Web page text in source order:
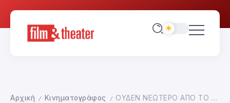
Αρχική / Κινηματογράφος / ΟΥΔΕΝ ΝΕΩΤΕΡΟ ΑΠΟ ΤΟ ΔΥΤΙΚΟ ΜΕΤΩΠΟ